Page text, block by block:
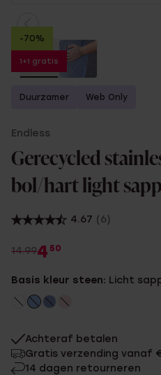
-70%
1+1 gratis
Duurzamer Web Only
Endless
Gerecycled
bol/hart light
4.67 (6)
14.994 50
Basis kleur steen: Licht
Achteraf betalen
Gratis verzending vanaf
14 dagen retourneren